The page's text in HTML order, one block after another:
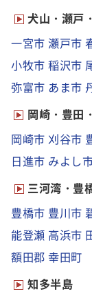
犬山・瀬戸
一宮市 瀬戸市
小牧市 稲沢市
弥富市 あま市
岡崎・豊田
岡崎市 刈谷市
日進市 みよし
三河湾・豊
豊橋市 豊川市
能登瀬 高浜市
額田郡 幸田町
知多半島